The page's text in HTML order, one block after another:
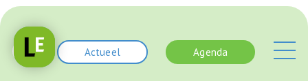
Actueel Agenda